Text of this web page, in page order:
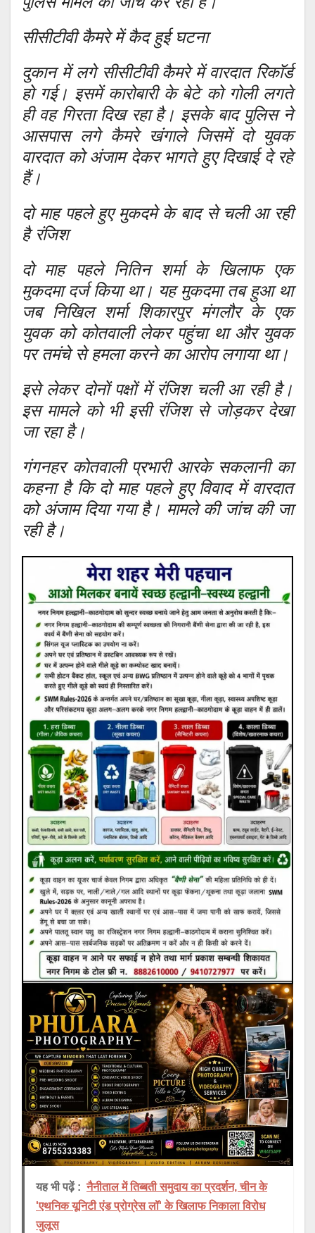
सीसीटीवी कैमरे में कैद हुई घटना
दुकान में लगे सीसीटीवी कैमरे में वारदात रिकाॅर्ड
हो गई। इसमें कारोबारी के बेटे को गोली लगते
ही वह गिरता दिख रहा है। इसके बाद पुलिस ने
आसपास लगे कैमरे खंगाले जिसमें दो युवक
वारदात को अंजाम देकर भागते हुए दिखाई दे रहे
हैं।
दो माह पहले हुए मुकदमे के बाद से चली आ रही
है रंजिश
दो माह पहले नितिन शर्मा के खिलाफ एक
मुकदमा दर्ज किया था। यह मुकदमा तब हुआ था
जब निखिल शर्मा शिकारपुर मंगलौर के एक
युवक को कोतवाली लेकर पहुंचा था और युवक
पर तमंचे से हमला करने का आरोप लगाया था।
इसे लेकर दोनों पक्षों में रंजिश चली आ रही है।
इस मामले को भी इसी रंजिश से जोड़कर देखा
जा रहा है।
गंगनहर कोतवाली प्रभारी आरके सकलानी का
कहना है कि दो माह पहले हुए विवाद में वारदात
को अंजाम दिया गया है। मामले की जांच की जा
रही है।
यह भी पढ़ें : नैनीताल में तिब्बती समुदाय का प्रदर्शन, चीन के
'एथनिक यूनिटी एंड प्रोग्रेस लॉ' के खिलाफ निकाला विरोध
जुलूस